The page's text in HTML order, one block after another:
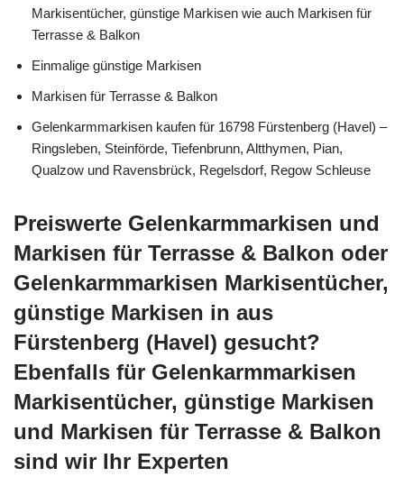
Markisentücher, günstige Markisen wie auch Markisen für
Terrasse & Balkon
Einmalige günstige Markisen
Markisen für Terrasse & Balkon
Gelenkarmmarkisen kaufen für 16798 Fürstenberg (Havel) –
Ringsleben, Steinförde, Tiefenbrunn, Altthymen, Pian,
Qualzow und Ravensbrück, Regelsdorf, Regow Schleuse
Preiswerte Gelenkarmmarkisen und
Markisen für Terrasse & Balkon oder
Gelenkarmmarkisen Markisentücher,
günstige Markisen in aus
Fürstenberg (Havel) gesucht?
Ebenfalls für Gelenkarmmarkisen
Markisentücher, günstige Markisen
und Markisen für Terrasse & Balkon
sind wir Ihr Experten